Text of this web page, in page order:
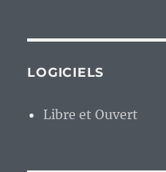
LOGICIELS
Libre et Ouvert